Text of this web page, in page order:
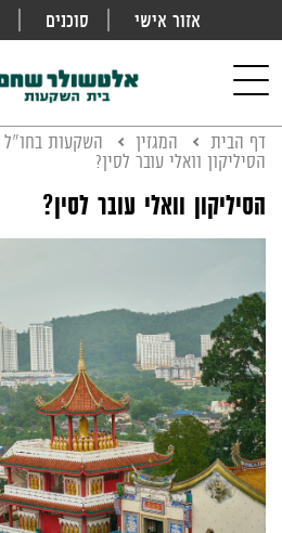
אזור אישי סוכנים
navigation
דף הבית המגזין
השקעות בחו"ל
הסיליקון וואלי עובר לסין?
הסיליקון וואלי עובר לסין?